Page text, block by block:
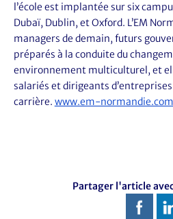
l’école est implantée sur six
Dubaï, Dublin, et Oxford. L’EM
managers de demain, futurs
préparés à la conduite du
environnement multiculturel, et
salariés et dirigeants
carrière. www.em-normandie.com
Partager l'article